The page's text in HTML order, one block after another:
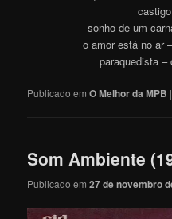
sonho de um
o amor está no ar
paraquedista –
Publicado em O Melhor da MPB |
Som Ambiente
Publicado em27 de novembro